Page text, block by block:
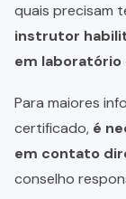
quais precisam
instrutor
em laboratório
Para maiores
certificado, é
em contato
conselho